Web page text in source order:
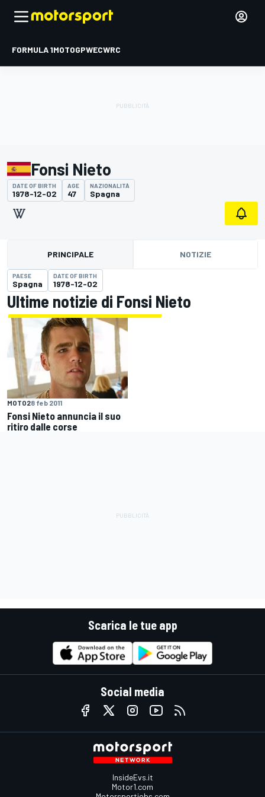
FORMULA 1MOTOGPWECWRC
Fonsi Nieto
DATE OF BIRTH
1978-12-02
AGE
47
NAZIONALITÀ
Spagna
PRINCIPALE NOTIZIE
PAESE
Spagna
DATE OF BIRTH
1978-12-02
Ultime notizie di Fonsi Nieto
MOTO28 feb 2011
Fonsi Nieto annuncia il suo
ritiro dalle corse
Scarica le tue app
Social media
InsideEvs.it
Motor1.com